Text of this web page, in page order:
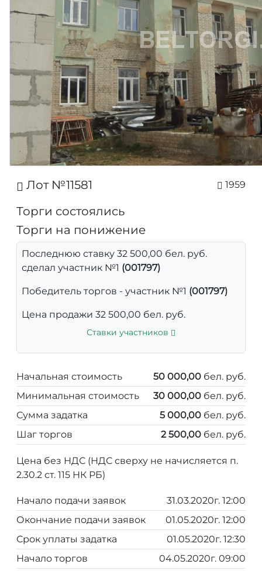
Лот №11581 1959
Торги состоялись
Торги на понижение
Последнюю ставку 32 500,00 бел. руб.
сделал участник №1 (001797)
Победитель торгов - участник №1 (001797)
Цена продажи 32 500,00 бел. руб.
Ставки участников
Начальная стоимость 50 000,00 бел. руб.
Минимальная стоимость
30 000,00 бел. руб.
Сумма задатка
5 000,00 бел. руб.
Шаг торгов
2 500,00 бел. руб.
Цена без НДС (НДС сверху не начисляется п.
2.30.2 ст. 115 НК РБ)
Начало подачи заявок
31.03.2020г. 12:00
Окончание подачи заявок
01.05.2020г. 12:00
Срок уплаты задатка
01.05.2020г. 12:30
Начало торгов
04.05.2020г. 09:00